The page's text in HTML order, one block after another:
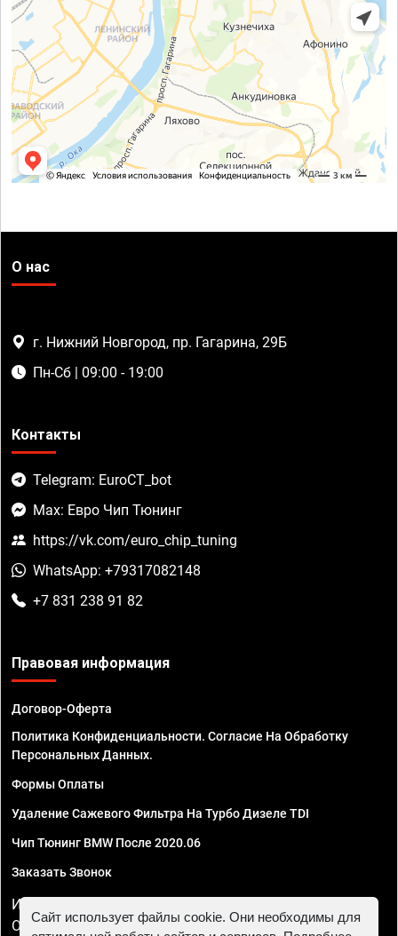
О нас
г. Нижний Новгород, пр. Гагарина, 29Б
Пн-Сб | 09:00 - 19:00
Контакты
Telegram: EuroCT_bot
Max: Евро Чип Тюнинг
https://vk.com/euro_chip_tuning
WhatsApp: +79317082148
+7 831 238 91 82
Правовая информация
Договор-Оферта
Политика Конфиденциальности. Согласие На Обработку
Персональных Данных.
Формы Оплаты
Удаление Сажевого Фильтра На Турбо Дизеле TDI
Чип Тюнинг BMW После 2020.06
Заказать Звонок
ИП Смирнов Георгий Павлович. ИНН 781302555843,
ОГРНИП 324470400032610
Сайт использует файлы cookie. Они необходимы для